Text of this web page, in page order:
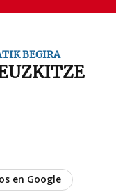
BEGIRA
en Google